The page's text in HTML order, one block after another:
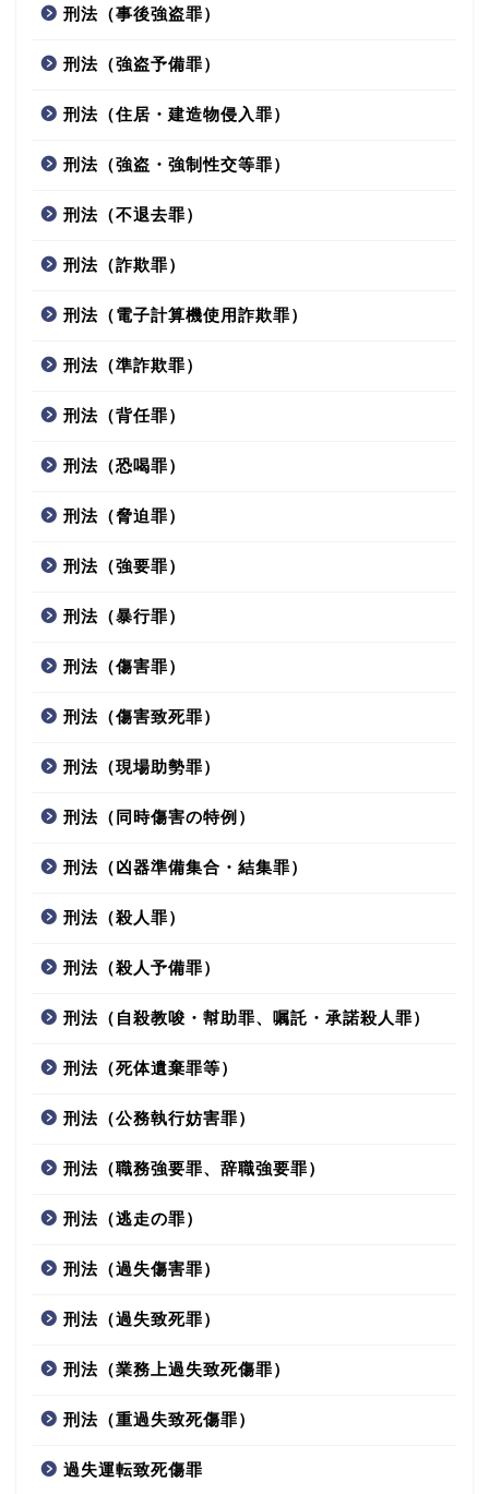
刑法（事後強盗罪）
刑法（強盗予備罪）
刑法（住居・建造物侵入罪）
刑法（強盗・強制性交等罪）
刑法（不退去罪）
刑法（詐欺罪）
刑法（電子計算機使用詐欺罪）
刑法（準詐欺罪）
刑法（背任罪）
刑法（恐喝罪）
刑法（脅迫罪）
刑法（強要罪）
刑法（暴行罪）
刑法（傷害罪）
刑法（傷害致死罪）
刑法（現場助勢罪）
刑法（同時傷害の特例）
刑法（凶器準備集合・結集罪）
刑法（殺人罪）
刑法（殺人予備罪）
刑法（自殺教唆・幇助罪、嘱託・承諾殺人罪）
刑法（死体遺棄罪等）
刑法（公務執行妨害罪）
刑法（職務強要罪、辞職強要罪）
刑法（逃走の罪）
刑法（過失傷害罪）
刑法（過失致死罪）
刑法（業務上過失致死傷罪）
刑法（重過失致死傷罪）
過失運転致死傷罪